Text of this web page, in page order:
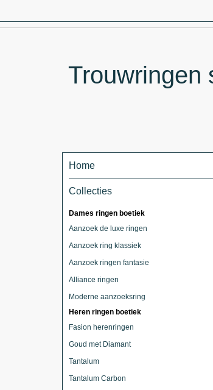
Trouwringen
Home
Collecties
Dames ringen boetiek
Aanzoek de luxe ringen
Aanzoek ring klassiek
Aanzoek ringen fantasie
Alliance ringen
Moderne aanzoeksring
Heren ringen boetiek
Fasion herenringen
Goud met Diamant
Tantalum
Tantalum Carbon